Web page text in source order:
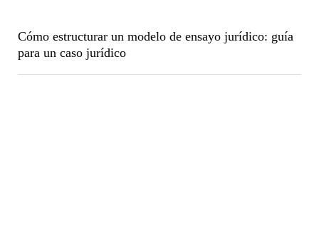
Cómo estructurar un modelo de ensayo jurídico: guía
para un caso jurídico